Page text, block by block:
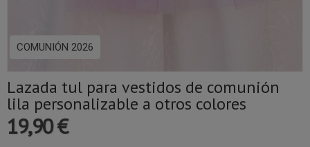
COMUNIÓN 2026
Lazada tul para vestidos de comunión
lila personalizable a otros colores
19,90 €